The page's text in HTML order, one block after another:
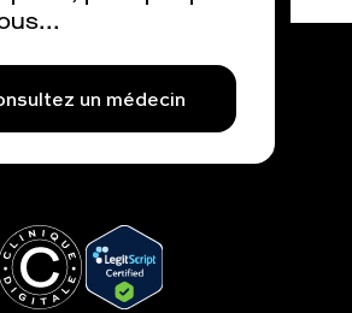
un médecin